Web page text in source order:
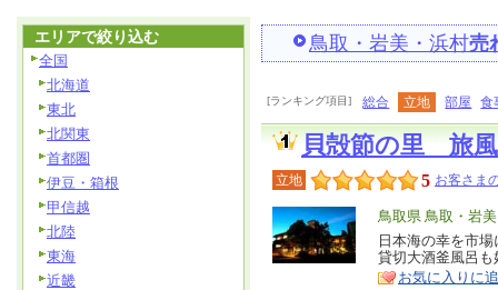
鳥取・岩美・浜村売
[ランキング項目] 総合 立地 部屋 食
貝殻節の里 旅
立地 5 お客さま
エ
リ
ア
鳥取県 鳥取・岩
特
徴
日本海の幸を市
貸切大酒釜風呂も
お気に入りに
エリアで絞り込む
全国
北海道
東北
北関東
首都圏
伊豆・箱根
甲信越
北陸
東海
近畿